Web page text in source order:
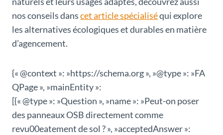
nos conseils danscet article spécialiséqui explore
les alternatives écologiques et durables en matière
d’agencement.
{« @context »: »https://schema.org », »@type »: »FA
QPage », »mainEntity »:
[{« @type »: »Question », »name »: »Peut-on poser
des panneaux OSB directement comme
revu00eatement de sol ? », »acceptedAnswer »: